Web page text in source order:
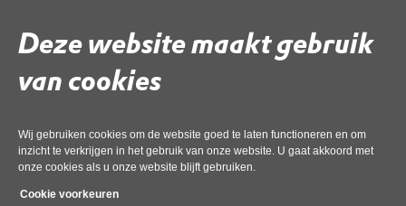
Deze website maakt gebruik
van cookies
Wij gebruiken cookies om de website goed te laten functioneren en om
inzicht te verkrijgen in het gebruik van onze website. U gaat akkoord met
onze cookies als u onze website blijft gebruiken.
Cookie voorkeuren
Gebruik de onderstaande link om het document te downloaden.
robuuste OD 12 juli 2024’,
Deel deze pagina